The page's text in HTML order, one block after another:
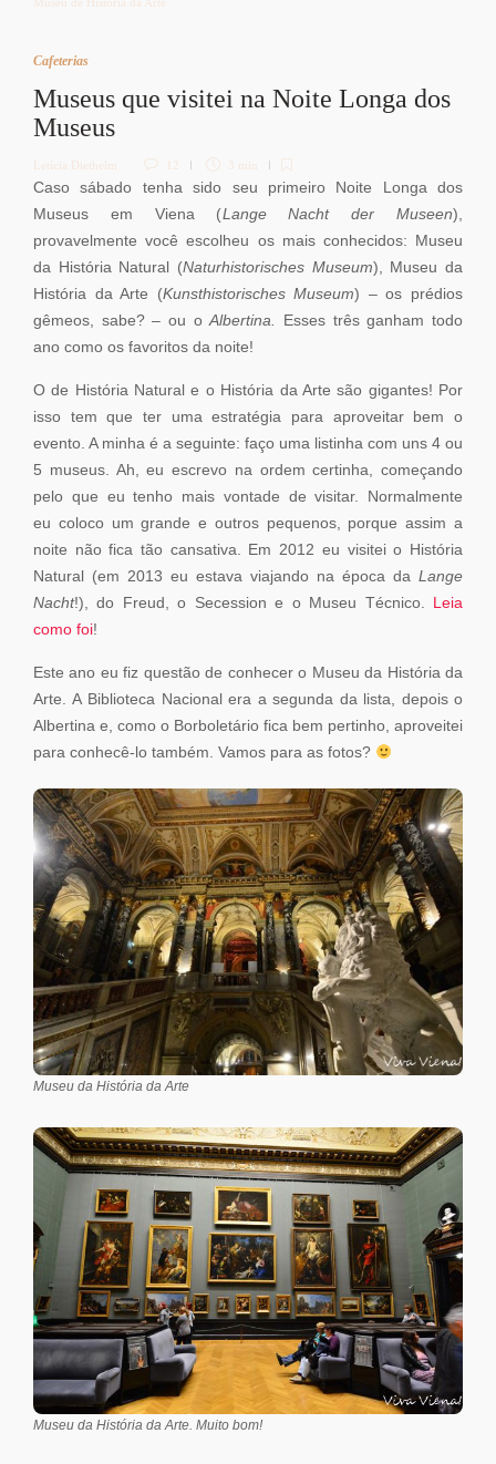
Cafeterias
Museus que visitei na Noite Longa dos
Museus
Letícia Diethelm 12 3 min
Caso sábado tenha sido seu primeiro Noite Longa dos
Museus em Viena (Lange Nacht der Museen),
provavelmente você escolheu os mais conhecidos: Museu
da História Natural (Naturhistorisches Museum), Museu da
História da Arte (Kunsthistorisches Museum) – os prédios
gêmeos, sabe? – ou oAlbertina.
Esses três ganham todo
ano como os favoritos da noite!
O de História Natural e o História da Arte são gigantes! Por
isso tem que ter uma estratégia para aproveitar bem o
evento. A minha é a seguinte: faço uma listinha com uns 4 ou
5 museus. Ah, eu escrevo na ordem certinha, começando
pelo que eu tenho mais vontade de visitar. Normalmente
eu coloco um grande e outros pequenos, porque assim a
noite não fica tão cansativa. Em 2012 eu visitei o História
Natural (em 2013 eu estava viajando na época da Lange
Nacht!), do Freud, o Secession e o Museu Técnico.
Leia
como foi!
Este ano eu fiz questão de conhecer o Museu da História da
Arte. A Biblioteca Nacional era a segunda da lista, depois o
Albertina e, como o Borboletário fica bem pertinho, aproveitei
para conhecê-lo também. Vamos para as fotos?
Museu da História da Arte
Museu da História da Arte. Muito bom!